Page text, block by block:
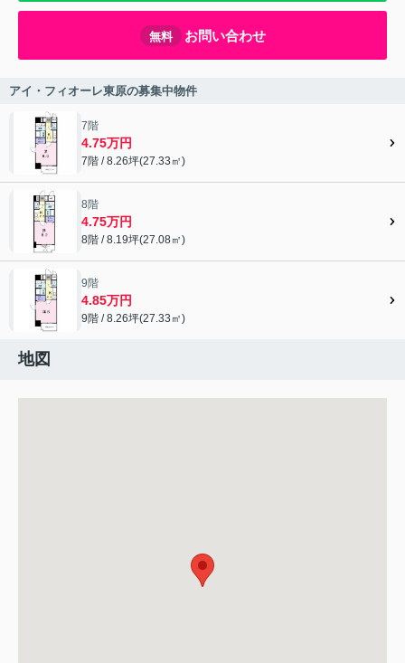
無料 お問い合わせ
アイ・フィオーレ東原の募集中物件
7階
4.75万円
7階 / 8.26坪(27.33㎡)
8階
4.75万円
8階 / 8.19坪(27.08㎡)
9階
4.85万円
9階 / 8.26坪(27.33㎡)
地図